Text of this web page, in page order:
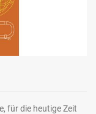
für die heutige Zeit